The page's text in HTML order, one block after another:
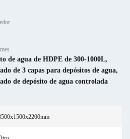
de agua de HDPE de 300-1000L,
de 3 capas para depósitos de agua,
de depósito de agua controlada